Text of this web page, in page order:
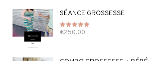
SÉANCE GROSSESSE
Note5.00
€250,00